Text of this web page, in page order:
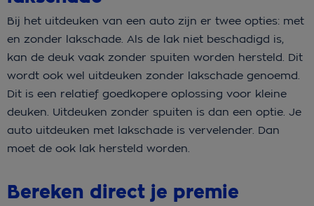
Bij het uitdeuken van een auto zijn er twee opties: met
en zonder lakschade. Als de lak niet beschadigd is,
kan de deuk vaak zonder spuiten worden hersteld. Dit
wordt ook wel uitdeuken zonder lakschade genoemd.
Dit is een relatief goedkopere oplossing voor kleine
deuken. Uitdeuken zonder spuiten is dan een optie. Je
auto uitdeuken met lakschade is vervelender. Dan
moet de ook lak hersteld worden.
Bereken direct je premie